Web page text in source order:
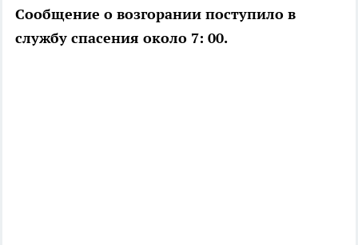
Сообщение о возгорании поступило в
службу спасения около 7: 00.